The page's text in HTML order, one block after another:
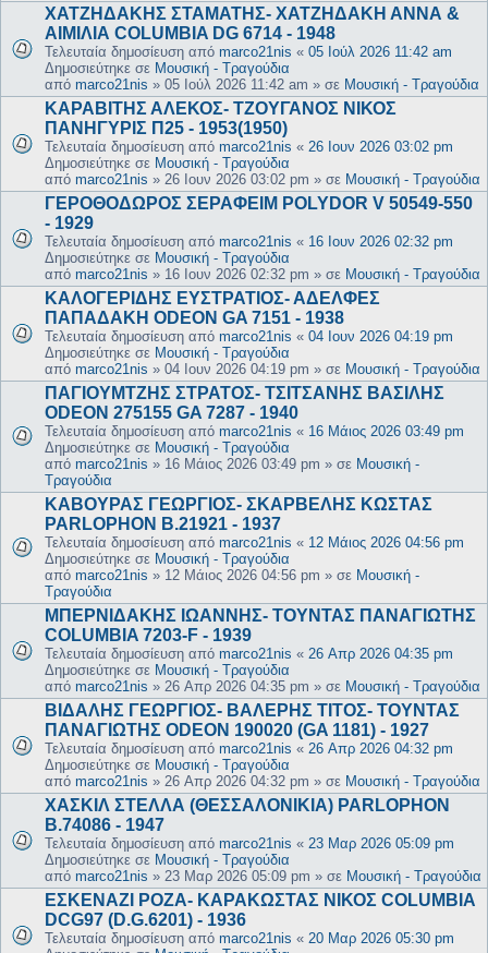
ΧΑΤΖΗΔΑΚΗΣ ΣΤΑΜΑΤΗΣ- ΧΑΤΖΗΔΑΚΗ ΑΝΝΑ &
ΑΙΜΙΛΙΑ COLUMBIA DG 6714 - 1948
Τελευταία δημοσίευση από marco21nis « 05 Ιούλ 2026 11:42 am
Δημοσιεύτηκε σε Μουσική - Τραγούδια
από marco21nis » 05 Ιούλ 2026 11:42 am » σε Μουσική - Τραγούδια
ΚΑΡΑΒΙΤΗΣ ΑΛΕΚΟΣ- ΤΖΟΥΓΑΝΟΣ ΝΙΚΟΣ
ΠΑΝΗΓΥΡΙΣ Π25 - 1953(1950)
Τελευταία δημοσίευση από marco21nis « 26 Ιουν 2026 03:02 pm
Δημοσιεύτηκε σε Μουσική - Τραγούδια
από marco21nis » 26 Ιουν 2026 03:02 pm » σε Μουσική - Τραγούδια
ΓΕΡΟΘΟΔΩΡΟΣ ΣΕΡΑΦΕΙΜ POLYDOR V 50549-550
- 1929
Τελευταία δημοσίευση από marco21nis « 16 Ιουν 2026 02:32 pm
Δημοσιεύτηκε σε Μουσική - Τραγούδια
από marco21nis » 16 Ιουν 2026 02:32 pm » σε Μουσική - Τραγούδια
ΚΑΛΟΓΕΡΙΔΗΣ ΕΥΣΤΡΑΤΙΟΣ- ΑΔΕΛΦΕΣ
ΠΑΠΑΔΑΚΗ ODEON GA 7151 - 1938
Τελευταία δημοσίευση από marco21nis « 04 Ιουν 2026 04:19 pm
Δημοσιεύτηκε σε Μουσική - Τραγούδια
από marco21nis » 04 Ιουν 2026 04:19 pm » σε Μουσική - Τραγούδια
ΠΑΓΙΟΥΜΤΖΗΣ ΣΤΡΑΤΟΣ- ΤΣΙΤΣΑΝΗΣ ΒΑΣΙΛΗΣ
ODEON 275155 GA 7287 - 1940
Τελευταία δημοσίευση από marco21nis « 16 Μάιος 2026 03:49 pm
Δημοσιεύτηκε σε Μουσική - Τραγούδια
από marco21nis » 16 Μάιος 2026 03:49 pm » σε Μουσική -
Τραγούδια
ΚΑΒΟΥΡΑΣ ΓΕΩΡΓΙΟΣ- ΣΚΑΡΒΕΛΗΣ ΚΩΣΤΑΣ
PARLOPHON B.21921 - 1937
Τελευταία δημοσίευση από marco21nis « 12 Μάιος 2026 04:56 pm
Δημοσιεύτηκε σε Μουσική - Τραγούδια
από marco21nis » 12 Μάιος 2026 04:56 pm » σε Μουσική -
Τραγούδια
ΜΠΕΡΝΙΔΑΚΗΣ ΙΩΑΝΝΗΣ- ΤΟΥΝΤΑΣ ΠΑΝΑΓΙΩΤΗΣ
COLUMBIA 7203-F - 1939
Τελευταία δημοσίευση από marco21nis « 26 Απρ 2026 04:35 pm
Δημοσιεύτηκε σε Μουσική - Τραγούδια
από marco21nis » 26 Απρ 2026 04:35 pm » σε Μουσική - Τραγούδια
ΒΙΔΑΛΗΣ ΓΕΩΡΓΙΟΣ- ΒΑΛΕΡΗΣ ΤΙΤΟΣ- ΤΟΥΝΤΑΣ
ΠΑΝΑΓΙΩΤΗΣ ODEON 190020 (GA 1181) - 1927
Τελευταία δημοσίευση από marco21nis « 26 Απρ 2026 04:32 pm
Δημοσιεύτηκε σε Μουσική - Τραγούδια
από marco21nis » 26 Απρ 2026 04:32 pm » σε Μουσική - Τραγούδια
ΧΑΣΚΙΛ ΣΤΕΛΛΑ (ΘΕΣΣΑΛΟΝΙΚΙΑ) PARLOPHON
B.74086 - 1947
Τελευταία δημοσίευση από marco21nis « 23 Μαρ 2026 05:09 pm
Δημοσιεύτηκε σε Μουσική - Τραγούδια
από marco21nis » 23 Μαρ 2026 05:09 pm » σε Μουσική - Τραγούδια
ΕΣΚΕΝΑΖΙ ΡΟΖΑ- ΚΑΡΑΚΩΣΤΑΣ ΝΙΚΟΣ COLUMBIA
DCG97 (D.G.6201) - 1936
Τελευταία δημοσίευση από marco21nis « 20 Μαρ 2026 05:30 pm